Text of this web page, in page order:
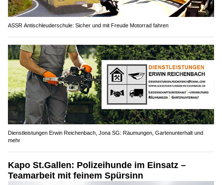
ASSR Antischleuderschule: Sicher und mit Freude Motorrad fahren
Dienstleistungen Erwin Reichenbach, Jona SG: Räumungen, Gartenunterhalt und
mehr
Kapo St.Gallen: Polizeihunde im Einsatz –
Teamarbeit mit feinem Spürsinn